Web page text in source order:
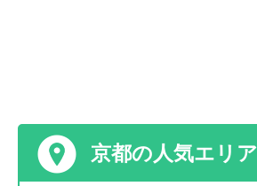
京都の人気エリ